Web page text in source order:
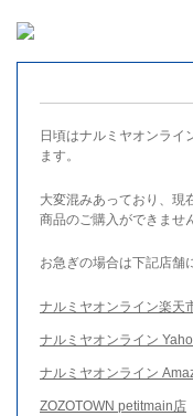
日頃はナルミヤオンライ
ます。
大変混みあっており、現
商品のご購入ができませ
お急ぎの場合は下記店舗
ナルミヤオンライン楽天
ナルミヤオンライン
ナルミヤオンライン
ZOZOTOWN petitmain店